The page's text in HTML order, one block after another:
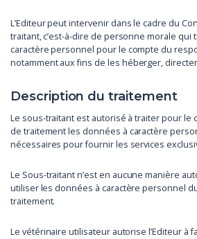
L’Editeur peut intervenir dans le cadre du
traitant, c’est-à-dire de personne morale qui
caractère personnel pour le compte du
notamment aux fins de les héberger,
Description du traitement
Le sous-traitant est autorisé à traiter pour le
de traitement les données à caractère
nécessaires pour fournir les services
Le Sous-traitant n’est en aucune manière
utiliser les données à caractère personnel
traitement.
Le vétérinaire utilisateur autorise l’Editeur à